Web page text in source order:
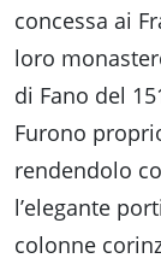
concessa ai
loro
di Fano del
Furono
rendendolo
l’elegante
colonne